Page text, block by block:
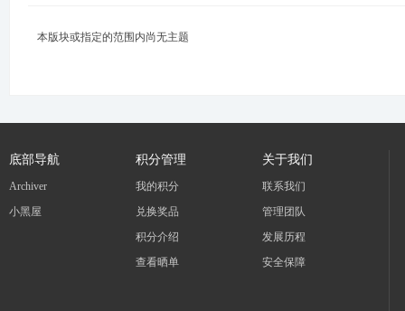
本版块或指定的范围内尚无主题
底部导航
Archiver
小黑屋
积分管理
我的积分
兑换奖品
积分介绍
查看晒单
关于我们
联系我们
管理团队
发展历程
安全保障